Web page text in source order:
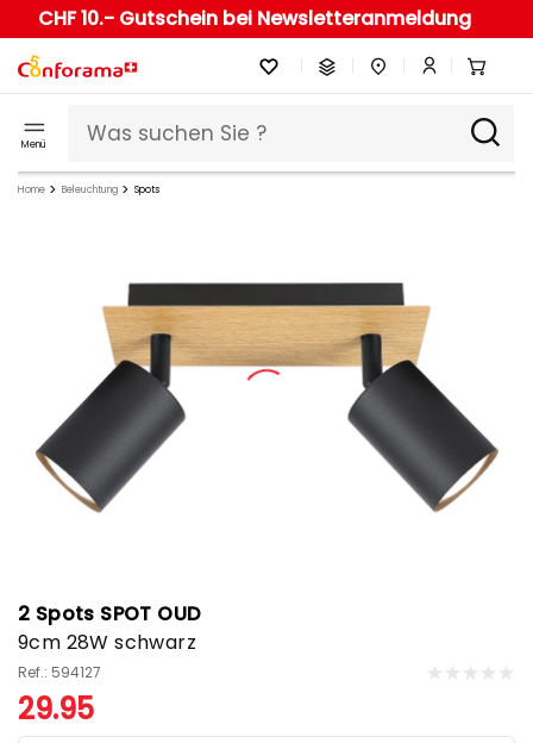
CHF 10.- Gutschein bei Newsletteranmeldung
Menü
Home Beleuchtung Spots
2 Spots SPOT OUD
9cm 28W schwarz
Ref.: 594127
29.95